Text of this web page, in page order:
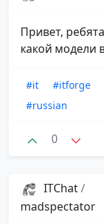
Привет,
какой модели
#it
#itforge
#russian
0
ITChat/
madspectator